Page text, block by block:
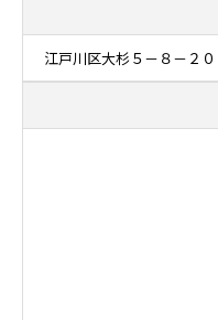
江戸川区大杉５－８－２０